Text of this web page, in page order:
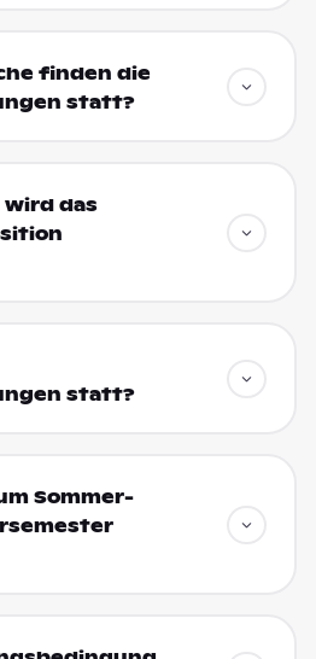
finden die
statt?
wird das
statt?
Sommer-